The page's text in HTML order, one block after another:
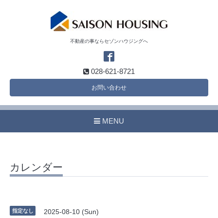
不動産の事ならセゾンハウジングへ
028-621-8721
お問い合わせ
MENU
カレンダー
指定なし 2025-08-10 (Sun)